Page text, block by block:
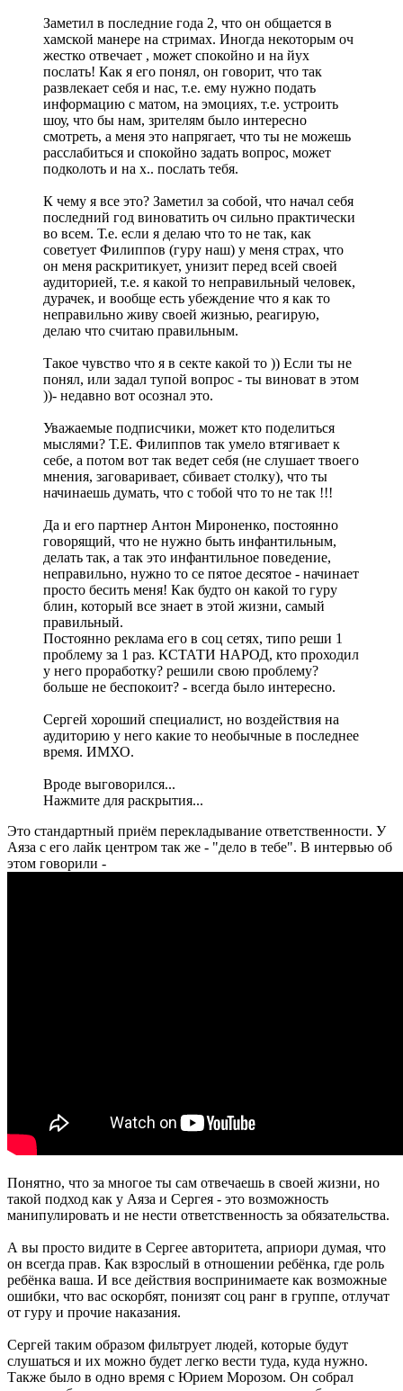
Заметил в последние года 2, что он общается в
хамской манере на стримах. Иногда некоторым оч
жестко отвечает , может спокойно и на йух
послать! Как я его понял, он говорит, что так
развлекает себя и нас, т.е. ему нужно подать
информацию с матом, на эмоциях, т.е. устроить
шоу, что бы нам, зрителям было интересно
смотреть, а меня это напрягает, что ты не можешь
расслабиться и спокойно задать вопрос, может
подколоть и на х.. послать тебя.
К чему я все это? Заметил за собой, что начал себя
последний год виноватить оч сильно практически
во всем. Т.е. если я делаю что то не так, как
советует Филиппов (гуру наш) у меня страх, что
он меня раскритикует, унизит перед всей своей
аудиторией, т.е. я какой то неправильный человек,
дурачек, и вообще есть убеждение что я как то
неправильно живу своей жизнью, реагирую,
делаю что считаю правильным.
Такое чувство что я в секте какой то )) Если ты не
понял, или задал тупой вопрос - ты виноват в этом
))- недавно вот осознал это.
Уважаемые подписчики, может кто поделиться
мыслями? Т.Е. Филиппов так умело втягивает к
себе, а потом вот так ведет себя (не слушает твоего
мнения, заговаривает, сбивает столку), что ты
начинаешь думать, что с тобой что то не так !!!
Да и его партнер Антон Мироненко, постоянно
говорящий, что не нужно быть инфантильным,
делать так, а так это инфантильное поведение,
неправильно, нужно то се пятое десятое - начинает
просто бесить меня! Как будто он какой то гуру
блин, который все знает в этой жизни, самый
правильный.
Постоянно реклама его в соц сетях, типо реши 1
проблему за 1 раз. КСТАТИ НАРОД, кто проходил
у него проработку? решили свою проблему?
больше не беспокоит? - всегда было интересно.
Сергей хороший специалист, но воздействия на
аудиторию у него какие то необычные в последнее
время. ИМХО.
Вроде выговорился...
Нажмите для раскрытия...
Это стандартный приём перекладывание ответственности. У
Аяза с его лайк центром так же - "дело в тебе". В интервью об
этом говорили -
Понятно, что за многое ты сам отвечаешь в своей жизни, но
такой подход как у Аяза и Сергея - это возможность
манипулировать и не нести ответственность за обязательства.
А вы просто видите в Сергее авторитета, априори думая, что
он всегда прав. Как взрослый в отношении ребёнка, где роль
ребёнка ваша. И все действия воспринимаете как возможные
ошибки, что вас оскорбят, понизят соц ранг в группе, отлучат
от гуру и прочие наказания.
Сергей таким образом фильтрует людей, которые будут
слушаться и их можно будет легко вести туда, куда нужно.
Также было в одно время с Юрием Морозом. Он собрал